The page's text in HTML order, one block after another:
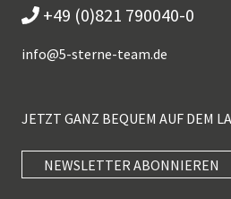
+49 (0)821 790040-0
info@5-sterne-team.de
JETZT GANZ BEQUEM AUF DEM
NEWSLETTER ABONNIEREN